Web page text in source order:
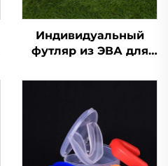
Индивидуальный
футляр из ЭВА для
боксерской капы, для
для зубов,
спортивные капы для
единоборств MMA,
защита от скрежета